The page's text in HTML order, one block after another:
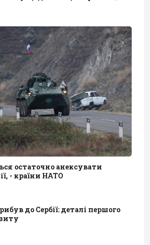
остаточно анексувати
- країни НАТО
до Сербії: деталі першого